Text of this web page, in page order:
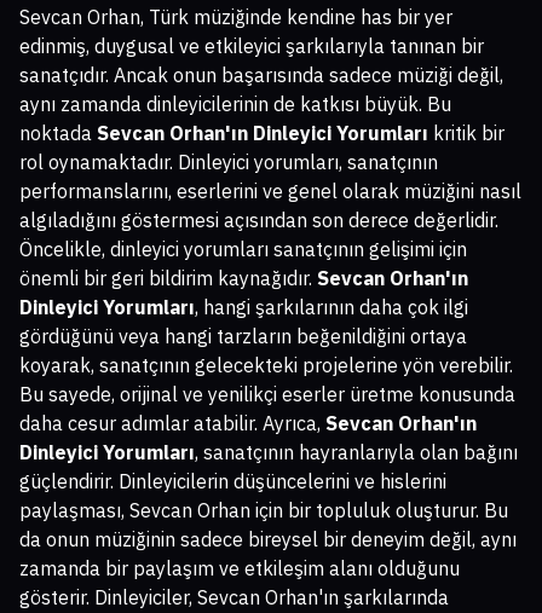
Sevcan Orhan, Türk müziğinde kendine has bir yer
edinmiş, duygusal ve etkileyici şarkılarıyla tanınan bir
sanatçıdır. Ancak onun başarısında sadece müziği değil,
aynı zamanda dinleyicilerinin de katkısı büyük. Bu
noktada Sevcan Orhan'ın Dinleyici Yorumları kritik bir
rol oynamaktadır. Dinleyici yorumları, sanatçının
performanslarını, eserlerini ve genel olarak müziğini nasıl
algıladığını göstermesi açısından son derece değerlidir.
Öncelikle, dinleyici yorumları sanatçının gelişimi için
önemli bir geri bildirim kaynağıdır. Sevcan Orhan'ın
Dinleyici Yorumları, hangi şarkılarının daha çok ilgi
gördüğünü veya hangi tarzların beğenildiğini ortaya
koyarak, sanatçının gelecekteki projelerine yön verebilir.
Bu sayede, orijinal ve yenilikçi eserler üretme konusunda
daha cesur adımlar atabilir. Ayrıca, Sevcan Orhan'ın
Dinleyici Yorumları, sanatçının hayranlarıyla olan bağını
güçlendirir. Dinleyicilerin düşüncelerini ve hislerini
paylaşması, Sevcan Orhan için bir topluluk oluşturur. Bu
da onun müziğinin sadece bireysel bir deneyim değil, aynı
zamanda bir paylaşım ve etkileşim alanı olduğunu
gösterir. Dinleyiciler, Sevcan Orhan'ın şarkılarında